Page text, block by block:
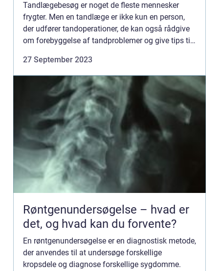
Tandlægebesøg er noget de fleste mennesker
frygter. Men en tandlæge er ikke kun en person,
der udfører tandoperationer, de kan også rådgive
om forebyggelse af tandproblemer og give tips til
27 September 2023
Røntgenundersøgelse – hvad er
det, og hvad kan du forvente?
En røntgenundersøgelse er en diagnostisk metode,
der anvendes til at undersøge forskellige
kropsdele og diagnose forskellige sygdomme.